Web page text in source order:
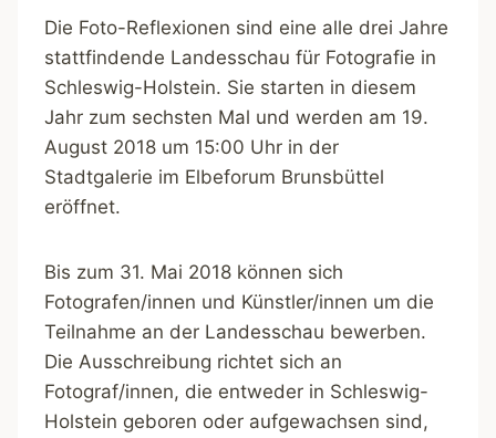
Die Foto-Reflexionen sind eine alle drei Jahre
stattfindende Landesschau für Fotografie in
Schleswig-Holstein. Sie starten in diesem
Jahr zum sechsten Mal und werden am 19.
August 2018 um 15:00 Uhr in der
Stadtgalerie im Elbeforum Brunsbüttel
eröffnet.
Bis zum 31. Mai 2018 können sich
Fotografen/innen und Künstler/innen um die
Teilnahme an der Landesschau bewerben.
Die Ausschreibung richtet sich an
Fotograf/innen, die entweder in Schleswig-
Holstein geboren oder aufgewachsen sind,